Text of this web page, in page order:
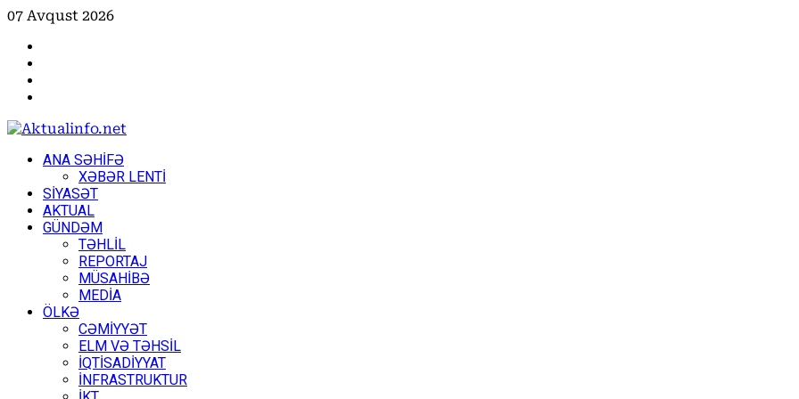
Skip
content
07 Avqust 2026
PrimaryANA SƏHİFƏ
XƏBƏR LENTİ
SİYASƏT
AKTUAL
GÜNDƏM
TƏHLİL
REPORTAJ
MÜSAHİBƏ
MEDİA
ÖLKƏ
CƏMİYYƏT
ELM VƏ TƏHSİL
İQTİSADİYYAT
İNFRASTRUKTUR